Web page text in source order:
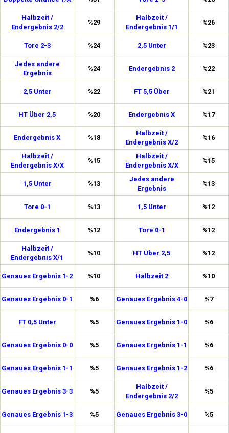
Halbzeit /
Endergebnis 2/2
%29
Tore 2-3 %24
Jedes andere
Ergebnis
%24
2,5 Unter %22
HT Über 2,5 %20
Endergebnis X %18
Halbzeit /
Endergebnis X/X
%15
1,5 Unter %13
Tore 0-1 %13
Endergebnis 1 %12
Halbzeit /
Endergebnis X/1
%10
Genaues Ergebnis 1-2 %10
Genaues Ergebnis 0-1 %6
FT 0,5 Unter %5
Genaues Ergebnis 0-0 %5
Genaues Ergebnis 1-1 %5
Genaues Ergebnis 3-3 %5
Genaues Ergebnis 1-3 %5
Halbzeit /
Endergebnis 1/1
%26
2,5 Unter %23
Endergebnis 2 %22
FT 5,5 Über %21
Endergebnis X %17
Halbzeit /
Endergebnis X/2
%16
Halbzeit /
Endergebnis X/X
%15
Jedes andere
Ergebnis
%13
1,5 Unter %12
Tore 0-1 %12
HT Über 2,5 %12
Halbzeit 2 %10
Genaues Ergebnis 4-0 %7
Genaues Ergebnis 1-0 %6
Genaues Ergebnis 1-1 %6
Genaues Ergebnis 1-2 %6
Halbzeit /
Endergebnis 2/2
%5
Genaues Ergebnis 3-0 %5